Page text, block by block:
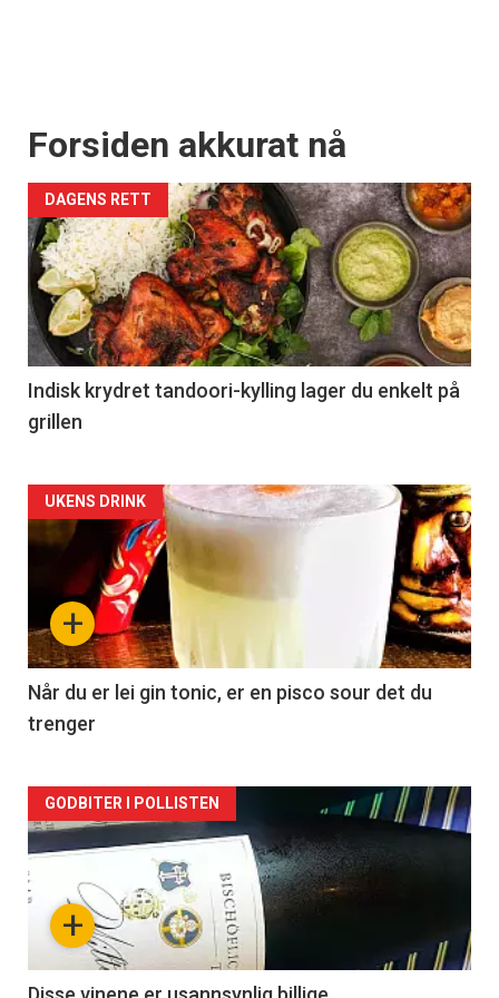
Forsiden akkurat nå
DAGENS RETT
Indisk krydret tandoori-kylling lager du enkelt på
grillen
Forsiden
akkurat
nå
-
2
+
UKENS DRINK
Når du er lei gin tonic, er en pisco sour det du
trenger
Forsiden
akkurat
nå+
GODBITER I POLLISTEN